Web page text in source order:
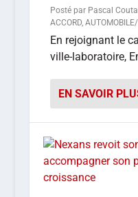
Posté par Pascal
ACCORD,
En rejoignant le
ville-laboratoire,
EN SAVOIR